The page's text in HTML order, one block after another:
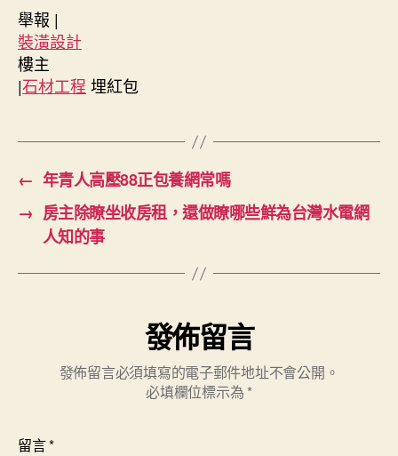
舉報 |
裝潢設計
樓主
|石材工程 埋紅包
← 年青人高壓88正包養網常嗎
→ 房主除瞭坐收房租，還做瞭哪些鮮為台灣水電網
人知的事
發佈留言
發佈留言必須填寫的電子郵件地址不會公開。
必填欄位標示為 *
留言*